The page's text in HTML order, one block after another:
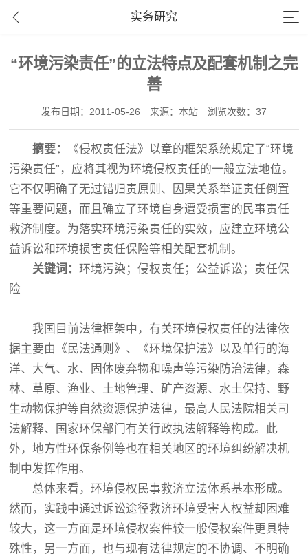
实务研究
“环境污染责任”的立法特点及配套机制之完
善
发布日期：2011-05-26 来源：本站 浏览次数：37
摘要：
《侵权责任法》以章的框架系统规定了“环境
污染责任”，应将其视为环境侵权责任的一般立法地位。
它不仅明确了无过错归责原则、因果关系举证责任倒置
等重要问题，而且确立了环境自身遭受损害的民事责任
救济制度。为落实环境污染责任的实效，应建立环境公
益诉讼和环境损害责任保险等相关配套机制。
关键词 ：环境污染；侵权责任；公益诉讼；责任保
险
我国目前法律框架中，有关环境侵权责任的法律依
据主要由《民法通则》、《环境保护法》以及单行的海
洋、大气、水、固体废弃物和噪声等污染防治法律，森
林、草原、渔业、土地管理、矿产资源、水土保持、野
生动物保护等自然资源保护法律，最高人民法院相关司
法解释、国家环保部门有关行政执法解释等构成。此
外，地方性环保条例等也在相关地区的环境纠纷解决机
制中发挥作用。
总体来看，环境侵权民事救济立法体系基本形成。
然而，实践中通过诉讼途径救济环境受害人权益却困难
较大，这一方面是环境侵权案件较一般侵权案件更具特
殊性，另一方面，也与现有法律规定的不协调、不明确